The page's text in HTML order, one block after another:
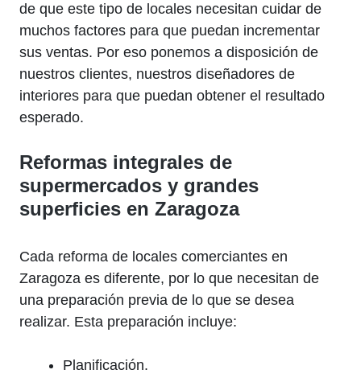
de que este tipo de locales necesitan cuidar de
muchos factores para que puedan incrementar
sus ventas. Por eso ponemos a disposición de
nuestros clientes, nuestros diseñadores de
interiores para que puedan obtener el resultado
esperado.
Reformas integrales de
supermercados y grandes
superficies en Zaragoza
Cada reforma de locales comerciantes en
Zaragoza es diferente, por lo que necesitan de
una preparación previa de lo que se desea
realizar. Esta preparación incluye:
Planificación.